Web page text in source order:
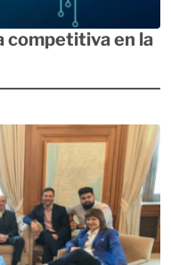
competitiva en la